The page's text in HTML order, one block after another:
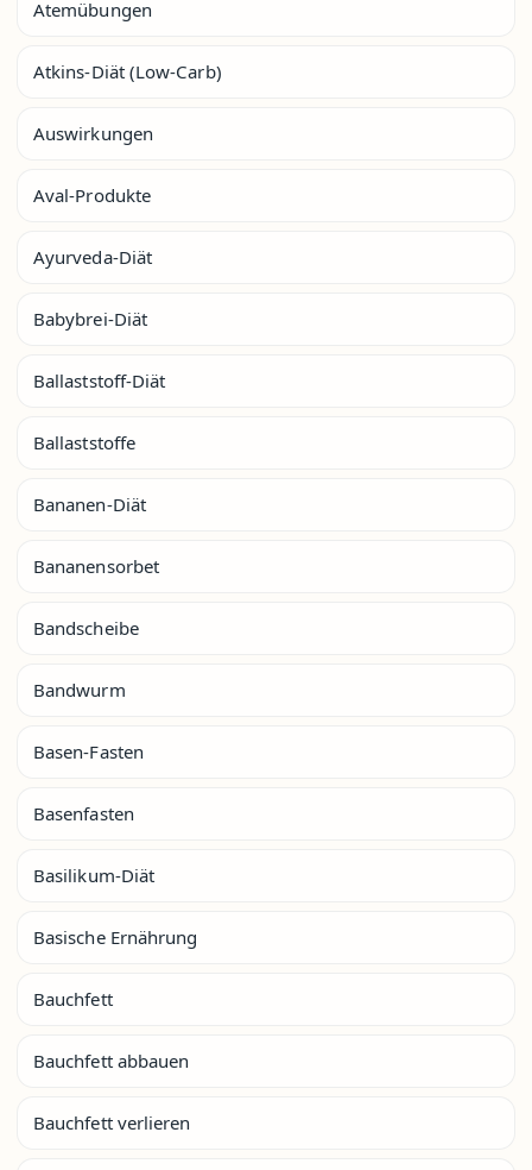
Atemübungen
Atkins-Diät (Low-Carb)
Auswirkungen
Aval-Produkte
Ayurveda-Diät
Babybrei-Diät
Ballaststoff-Diät
Ballaststoffe
Bananen-Diät
Bananensorbet
Bandscheibe
Bandwurm
Basen-Fasten
Basenfasten
Basilikum-Diät
Basische Ernährung
Bauchfett
Bauchfett abbauen
Bauchfett verlieren